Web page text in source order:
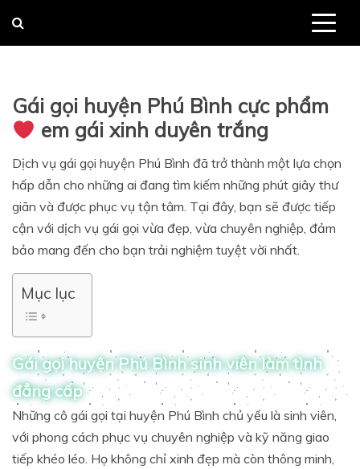
Gái gọi huyện Phú Bình cực phẩm
em gái xinh duyên trắng
Dịch vụ gái gọi huyện Phú Bình đã trở thành một lựa chọn
hấp dẫn cho những ai đang tìm kiếm những phút giây thư
giãn và được phục vụ tận tâm. Tại đây, bạn sẽ được tiếp
cận với dịch vụ gái gọi vừa đẹp, vừa chuyên nghiệp, đảm
bảo mang đến cho bạn trải nghiệm tuyệt vời nhất.
Mục lục
Gái gọi huyện Phú Bình sinh viên làm tình
đẳng cấp
Những cô gái gọi tại huyện Phú Bình chủ yếu là sinh viên,
với phong cách phục vụ chuyên nghiệp và kỹ năng giao
tiếp khéo léo. Họ không chỉ xinh đẹp mà còn thông minh,